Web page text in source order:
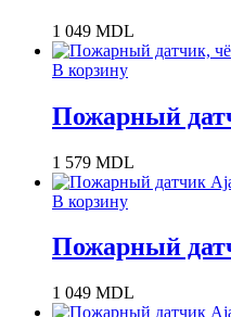
1 049 MDL
В корзину
Пожарный
1 579 MDL
В корзину
Пожарный
1 049 MDL